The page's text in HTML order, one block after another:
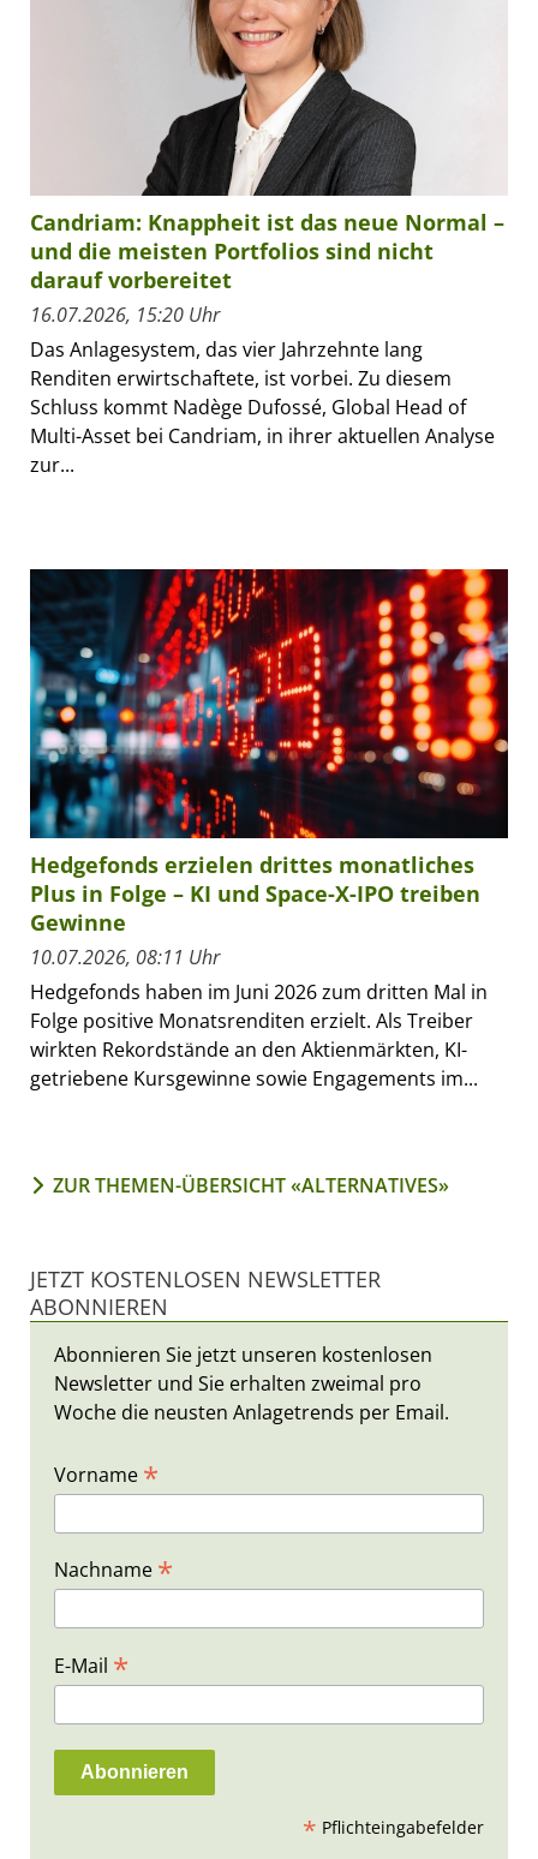
Candriam: Knappheit ist das neue Normal –
und die meisten Portfolios sind nicht
darauf vorbereitet
16.07.2026, 15:20 Uhr
Das Anlagesystem, das vier Jahrzehnte lang
Renditen erwirtschaftete, ist vorbei. Zu diesem
Schluss kommt Nadège Dufossé, Global Head of
Multi-Asset bei Candriam, in ihrer aktuellen Analyse
zur...
Hedgefonds erzielen drittes monatliches
Plus in Folge – KI und Space-X-IPO treiben
Gewinne
10.07.2026, 08:11 Uhr
Hedgefonds haben im Juni 2026 zum dritten Mal in
Folge positive Monatsrenditen erzielt. Als Treiber
wirkten Rekordstände an den Aktienmärkten, KI-
getriebene Kursgewinne sowie Engagements im...
ZUR THEMEN-ÜBERSICHT «ALTERNATIVES»
JETZT KOSTENLOSEN NEWSLETTER
ABONNIEREN
Abonnieren Sie jetzt unseren kostenlosen
Newsletter und Sie erhalten zweimal pro
Woche die neusten Anlagetrends per Email.
Vorname *
Nachname *
E-Mail *
* Pflichteingabefelder